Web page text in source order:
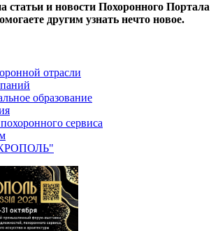
статьи и новости Похоронного Портала
другим узнать нечто новое.
отрасли
образование
сервиса